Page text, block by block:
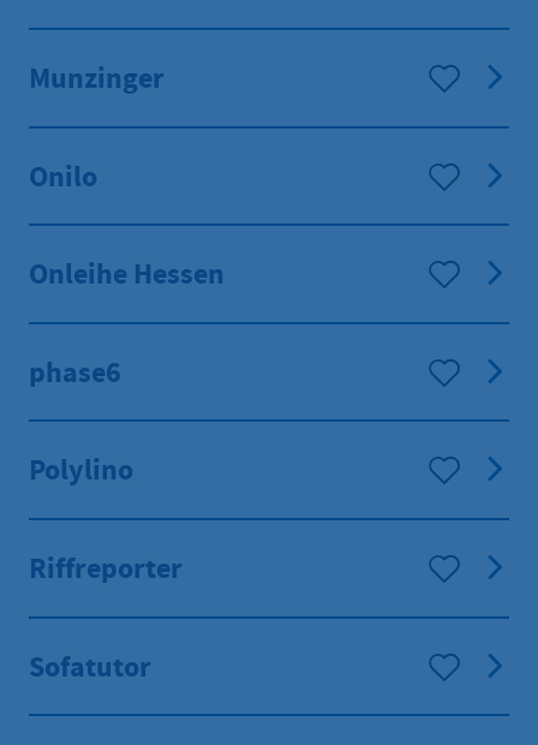
Munzinger
Onilo
Onleihe Hessen
phase6
Polylino
Riffreporter
Sofatutor